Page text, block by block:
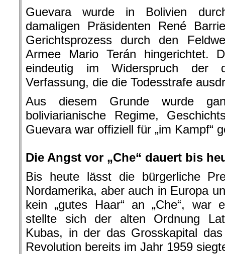
Guevara wurde in Bolivien
damaligen Präsidenten René
Gerichtsprozess durch den
Armee Mario Terán hingerichtet.
eindeutig im Widerspruch der
Verfassung, die die Todesstrafe
Aus diesem Grunde wurde
boliviarianische Regime,
Guevara war offiziell für „im Kampf“
Die Angst vor „Che“ dauert bis
Bis heute lässt die bürgerliche
Nordamerika, aber auch in Europa
kein „gutes Haar“ an „Che“, war
stellte sich der alten Ordnung
Kubas, in der das Grosskapital
Revolution bereits im Jahr 1959